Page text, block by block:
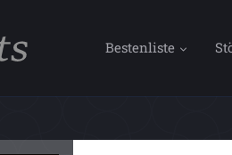
Bestenliste